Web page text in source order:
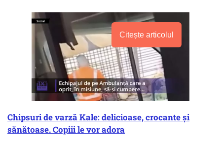
Citește articolul
Chipsuri de varză Kale: delicioase, crocante și
sănătoase. Copiii le vor adora